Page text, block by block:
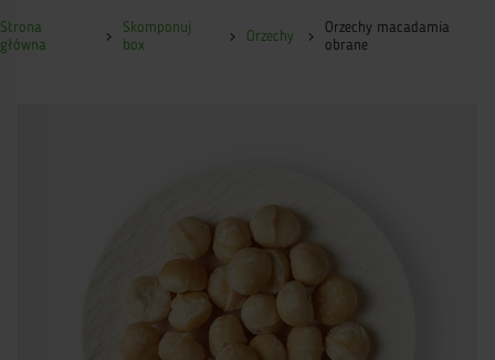
Strona
główna
Skomponuj
box
Orzechy
Orzechy macadamia
obrane